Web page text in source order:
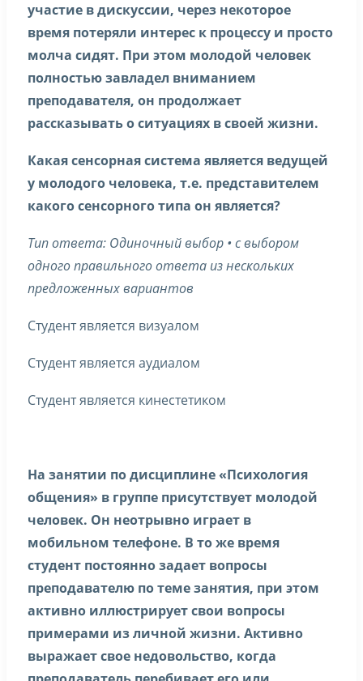
участие в дискуссии, через некоторое
время потеряли интерес к процессу и просто
молча сидят. При этом молодой человек
полностью завладел вниманием
преподавателя, он продолжает
рассказывать о ситуациях в своей жизни.
Какая сенсорная система является ведущей
у молодого человека, т.е. представителем
какого сенсорного типа он является?
Тип ответа: Одиночный выбор • с выбором
одного правильного ответа из нескольких
предложенных вариантов
Студент является визуалом
Студент является аудиалом
Студент является кинестетиком
На занятии по дисциплине «Психология
общения» в группе присутствует молодой
человек. Он неотрывно играет в
мобильном телефоне. В то же время
студент постоянно задает вопросы
преподавателю по теме занятия, при этом
активно иллюстрирует свои вопросы
примерами из личной жизни. Активно
выражает свое недовольство, когда